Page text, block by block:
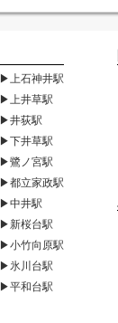
▶上石神井駅
▶上井草駅
▶井荻駅
▶下井草駅
▶鷺ノ宮駅
▶都立家政駅
▶中井駅
▶新桜台駅
▶小竹向原駅
▶氷川台駅
▶平和台駅